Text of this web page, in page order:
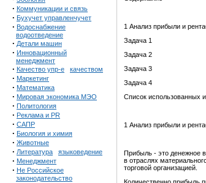
· Коммуникации и связь
· Бухучет управленчучет
· Водоснабжение
водоотведение
· Детали машин
· Инновационный
менеджмент
· Качество упр-е качеством
· Маркетинг
· Математика
· Мировая экономика МЭО
· Политология
· Реклама и PR
· САПР
· Биология и химия
· Животные
· Литература языковедение
· Менеджмент
· Не Российское
законодательство
1 Анализ прибыли и
Задача 1
Задача 2
Задача 3
Задача 4
Список использованных
1 Анализ прибыли и
Прибыль - это денежное
в отраслях
торговой организацией.